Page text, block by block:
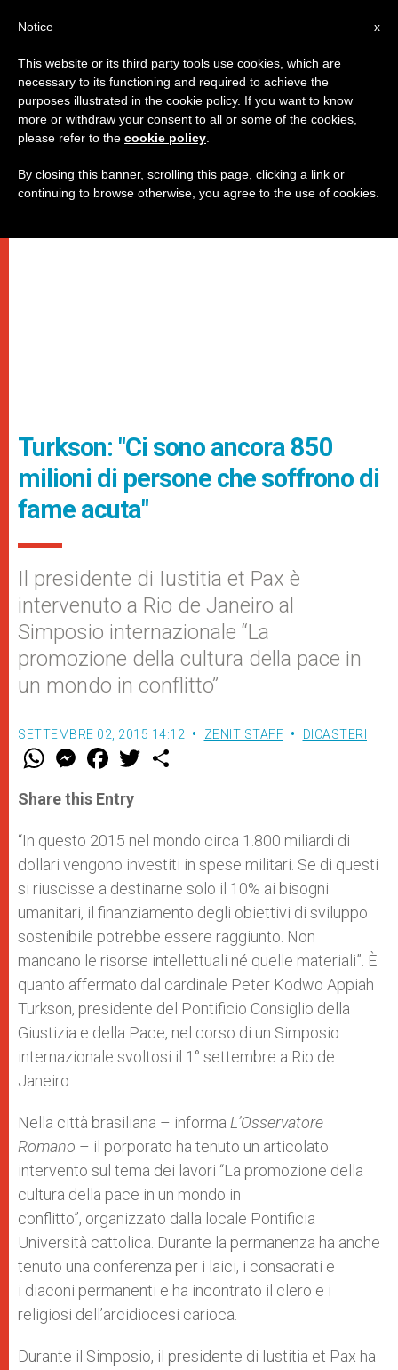
Turkson: "Ci sono ancora 850
milioni di persone che soffrono di
fame acuta"
Il presidente di Iustitia et Pax è
intervenuto a Rio de Janeiro al
Simposio internazionale “La
promozione della cultura della pace in
un mondo in conflitto”
SETTEMBRE 02, 2015 14:12 ZENIT STAFF DICASTERI
W
t
s
p
p
M
e
s
e
g
e
r
F
a
e
b
o
k
w
r
Share this Entry
“In questo 2015 nel mondo circa 1.800 miliardi di
dollari vengono investiti in spese militari. Se di questi
si riuscisse a destinarne solo il 10% ai bisogni
umanitari, il finanziamento degli obiettivi di sviluppo
sostenibile potrebbe essere raggiunto. Non
mancano le risorse intellettuali né quelle materiali”. È
quanto affermato dal cardinale Peter Kodwo Appiah
Turkson, presidente del Pontificio Consiglio della
Giustizia e della Pace, nel corso di un Simposio
internazionale svoltosi il 1° settembre a Rio de
Janeiro.
Nella città brasiliana – informa L’Osservatore
Romano – il porporato ha tenuto un articolato
intervento sul tema dei lavori “La promozione della
cultura della pace in un mondo in
conflitto”, organizzato dalla locale Pontificia
Università cattolica. Durante la permanenza ha anche
tenuto una conferenza per i laici, i consacrati e
i diaconi permanenti e ha incontrato il clero e i
religiosi dell’arcidiocesi carioca.
Durante il Simposio, il presidente di Iustitia et Pax ha
x
Notice
This website or its third party tools use cookies, which are
necessary to its functioning and required to achieve the
purposes illustrated in the cookie policy. If you want to know
more or withdraw your consent to all or some of the cookies,
please refer to the cookie policy
By closing this banner, scrolling this page, clicking a link or
continuing to browse otherwise, you agree to the use of cookies.